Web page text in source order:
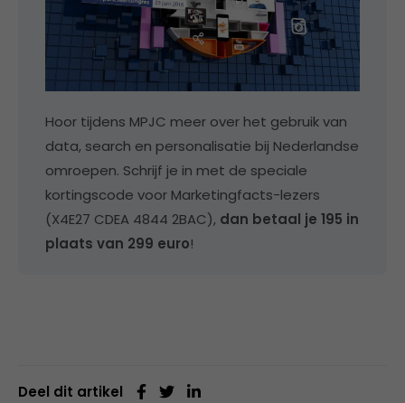
Hoor tijdens MPJC meer over het gebruik van
data, search en personalisatie bij Nederlandse
omroepen. Schrijf je in met de speciale
kortingscode voor Marketingfacts-lezers
(X4E27 CDEA 4844 2BAC), dan betaal je 195 in
plaats van 299 euro!
Deel dit artikel